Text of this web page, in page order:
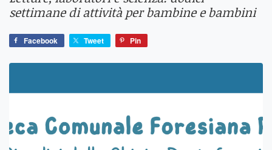
settimane di attività per bambine e bambini
Facebook Tweet Pin